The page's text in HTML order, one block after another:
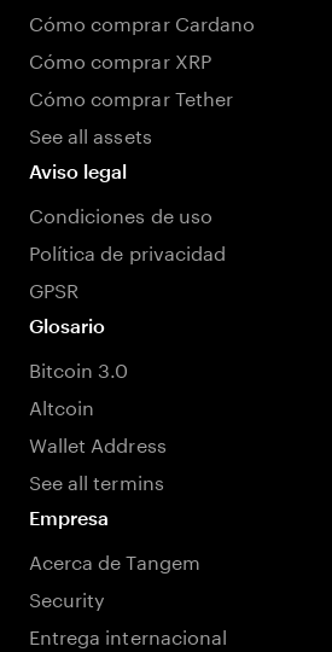
Cómo comprar Cardano
Cómo comprar XRP
Cómo comprar Tether
See all assets
Aviso legal
Condiciones de uso
Política de privacidad
GPSR
Glosario
Bitcoin 3.0
Altcoin
Wallet Address
See all termins
Empresa
Acerca de Tangem
Security
Entrega internacional